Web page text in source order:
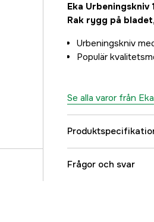
Eka
Rak rygg på
Urbeningskniv
Populär
Se alla varor från Eka
Referensnummer
Frågor och svar